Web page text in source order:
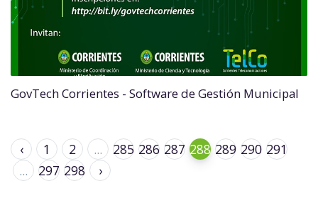
GovTech Corrientes - Software de Gestión Municipal
‹ 1 2 ... 285 286 287 288 289 290 291
...
297 298 ›